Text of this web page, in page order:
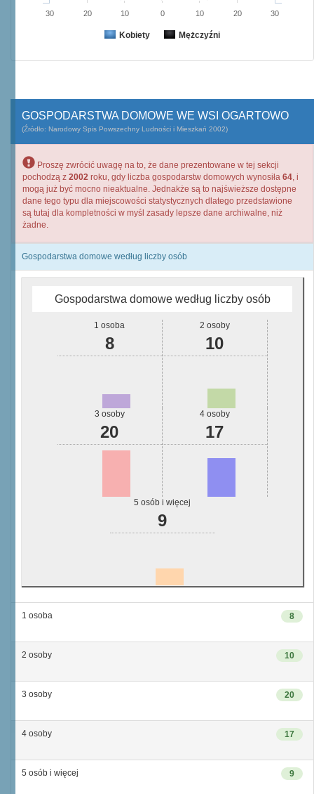
Kobiety Mężczyźni
30 20 10 0 10 20 30
GOSPODARSTWA DOMOWE WE WSI OGARTOWO
(Źródło: Narodowy Spis Powszechny Ludności i Mieszkań 2002)
Proszę zwrócić uwagę na to, że dane prezentowane w tej sekcji
pochodzą z 2002 roku, gdy liczba gospodarstw domowych wynosiła 64, i
mogą już być mocno nieaktualne. Jednakże są to najświeższe dostępne
dane tego typu dla miejscowości statystycznych dlatego przedstawione
są tutaj dla kompletności w myśl zasady lepsze dane archiwalne, niż
żadne.
Gospodarstwa domowe według liczby osób
Gospodarstwa domowe według liczby osób
1 osoba
8
2 osoby
10
3 osoby
20
4 osoby
17
5 osób i więcej
9
8
1 osoba
10
2 osoby
20
3 osoby
17
4 osoby
9
5 osób i więcej